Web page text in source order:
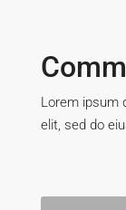
Lorem ipsum
elit, sed do